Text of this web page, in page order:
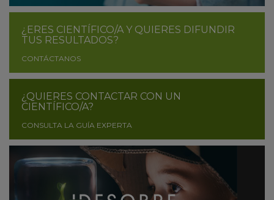
¿ERES CIENTÍFICO/A Y QUIERES DIFUNDIR
TUS RESULTADOS?
CONTÁCTANOS
¿QUIERES CONTACTAR CON UN
CIENTÍFICO/A?
CONSULTA LA GUÍA EXPERTA